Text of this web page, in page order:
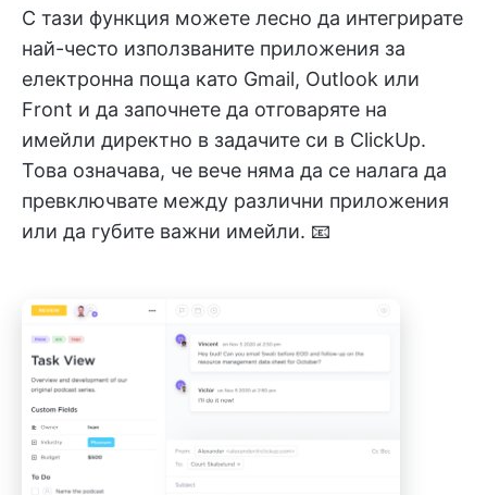
С тази функция можете лесно да интегрирате
най-често използваните приложения за
електронна поща като Gmail, Outlook или
Front и да започнете да отговаряте на
имейли директно в задачите си в ClickUp.
Това означава, че вече няма да се налага да
превключвате между различни приложения
или да губите важни имейли. 📧